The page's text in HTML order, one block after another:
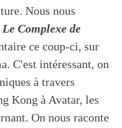
Nous nous
Le Complexe de
ce coup-ci, sur
C'est intéressant, on
à travers
Kong à Avatar, les
On nous raconte